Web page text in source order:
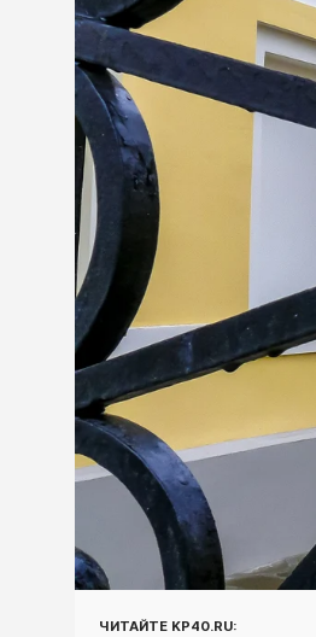
ЧИТАЙТЕ KP40.RU: